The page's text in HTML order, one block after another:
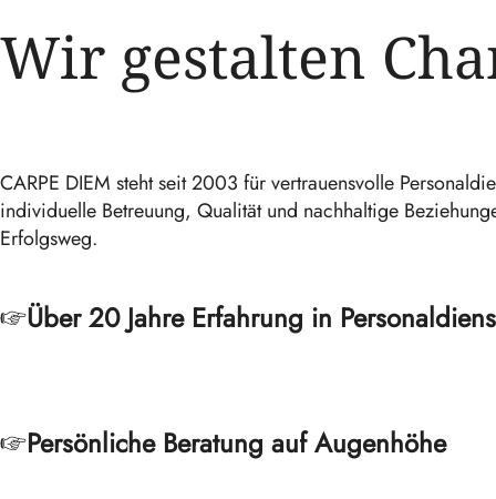
Wir gestalten
CARPE DIEM steht seit 2003 für vertrauensvolle
individuelle Betreuung, Qualität und nachhaltige
Erfolgsweg.
Über 20 Jahre Erfahrung in
Persönliche Beratung auf Augenhöhe